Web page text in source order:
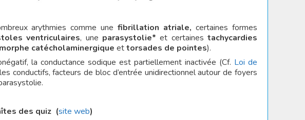
arythmies comme unefibrillation atriale, certaines formes
ventriculaires, une parasystolie* et certaines tachycardies
catécholaminergique ettorsades de pointes).
la conductance sodique est partiellement inactivée (Cf. Loi de
conductifs, facteurs de bloc d’entrée unidirectionnel autour de foyers
des quiz (site web)